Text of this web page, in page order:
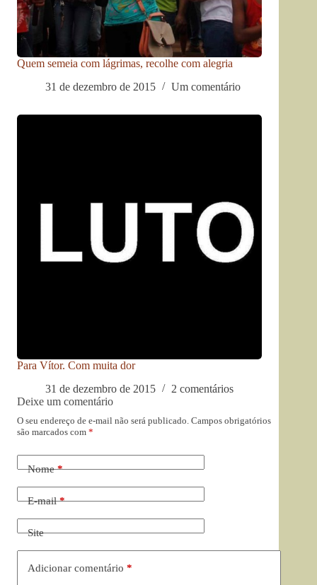
Quem semeia com lágrimas, recolhe com alegria
31 de dezembro de 2015
Um comentário
Para Vítor. Com muita dor
31 de dezembro de 2015
2 comentários
Deixe um comentário
O seu endereço de e-mail não será publicado. Campos obrigatórios
são marcados com *
Nome*
E-mail*
Site
Adicionar comentário *